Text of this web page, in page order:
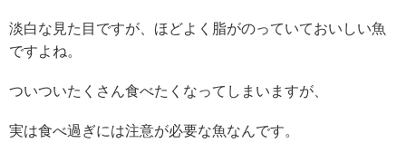
淡白な見た目ですが、ほどよく脂がのっていておいしい魚
ですよね。
ついついたくさん食べたくなってしまいますが、
実は食べ過ぎには注意が必要な魚なんです。